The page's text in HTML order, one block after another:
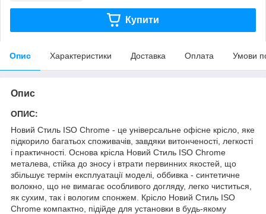
Купити
Опис Характеристики Доставка Оплата Умови
Опис
ОПИС:
Новий Стиль ISO Chrome - це універсальне офісне крісло, яке
підкорило багатьох споживачів, завдяки витонченості, легкості
і практичності. Основа крісла Новий Стиль ISO Chrome
металева, стійка до зносу і втрати первинних якостей, що
збільшує термін експлуатації моделі, оббивка - синтетичне
волокно, що не вимагає особливого догляду, легко чиститься,
як сухим, так і вологим спонжем. Крісло Новий Стиль ISO
Chrome компактно, підійде для установки в будь-якому